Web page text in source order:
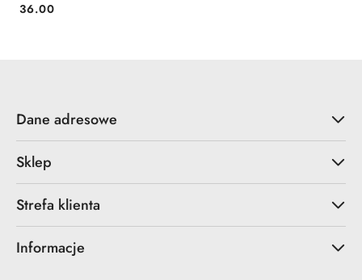
Cena:
36.00
Dane adresowe
Sklep
Strefa klienta
Informacje